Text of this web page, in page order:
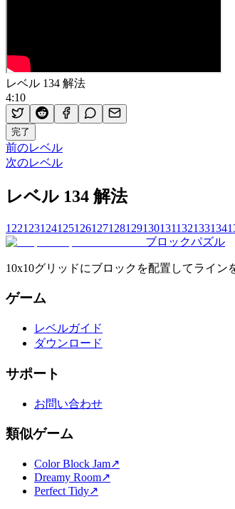
レベル 134 解法
4:10
完了
前のレベル
次のレベル
レベル 134 解法
122123124125126127128129130131132133134
ブロックパズル
10x10グリッドにブロックを配置してライ
ゲーム
レベルガイド
ダウンロード
サポート
お問い合わせ
類似ゲーム
Color Block Jam↗️
Dreamy Room↗️
Perfect Tidy↗️